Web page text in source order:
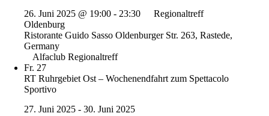
26. Juni 2025 @ 19:00 - 23:30
Regionaltreff
Oldenburg
Ristorante Guido Sasso Oldenburger Str. 263, Rastede,
Germany
Alfaclub Regionaltreff
Fr. 27
RT Ruhrgebiet Ost – Wochenendfahrt zum Spettacolo
Sportivo
27. Juni 2025 - 30. Juni 2025